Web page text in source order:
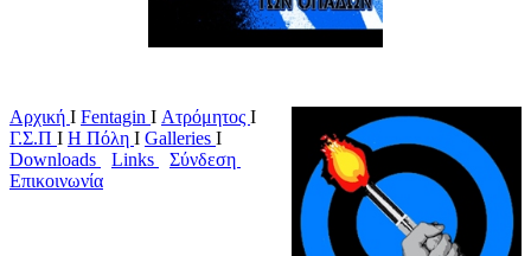
Αρχική Ι Fentagin I Ατρόμητος Ι
Γ.Σ.Π Ι Η Πόλη Ι Galleries I
Downloads
Links Σύνδεση
Επικοινωνία